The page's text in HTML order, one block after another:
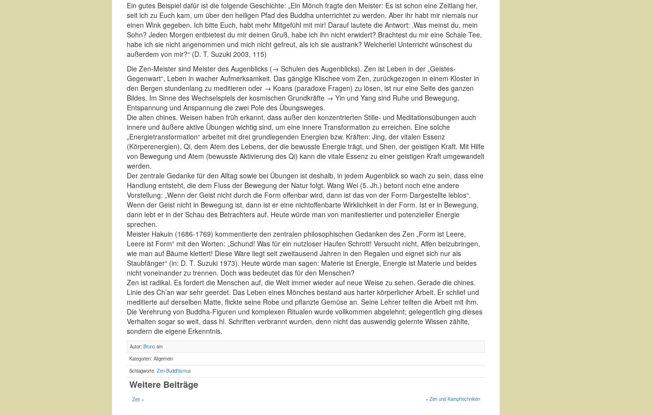
Ein gutes Beispiel dafür ist die folgende Geschichte: „Ein Mönch fragte den Meister: Es ist schon eine Zeitlang her,
seit ich zu Euch kam, um über den heiligen Pfad des Buddha unterrichtet zu werden. Aber ihr habt mir niemals nur
einen Wink gegeben. Ich bitte Euch, habt mehr Mitgefühl mit mir! Darauf lautete die Antwort: ‚Was meinst du, mein
Sohn? Jeden Morgen entbietest du mir deinen Gruß, habe ich ihn nicht erwidert? Brachtest du mir eine Schale Tee,
habe ich sie nicht angenommen und mich nicht gefreut, als ich sie austrank? Welcherlei Unterricht wünschest du
außerdem von mir?“ (D. T. Suzuki 2003, 115)
Die Zen-Meister sind Meister des Augenblicks (→ Schulen des Augenblicks). Zen ist Leben in der „Geistes-
Gegenwart“, Leben in wacher Aufmerksamkeit. Das gängige Klischee vom Zen, zurückgezogen in einem Kloster in
den Bergen stundenlang zu meditieren oder → Koans (paradoxe Fragen) zu lösen, ist nur eine Seite des ganzen
Bildes. Im Sinne des Wechselspiels der kosmischen Grundkräfte → Yin und Yang sind Ruhe und Bewegung,
Entspannung und Anspannung die zwei Pole des Übungsweges.
Die alten chines. Weisen haben früh erkannt, dass außer den konzentrierten Stille- und Meditationsübungen auch
innere und äußere aktive Übungen wichtig sind, um eine innere Transformation zu erreichen. Eine solche
„Energietransformation“ arbeitet mit drei grundlegenden Energien bzw. Kräften: Jing, der vitalen Essenz
(Körperenergien), Qi, dem Atem des Lebens, der die bewusste Energie trägt, und Shen, der geistigen Kraft. Mit Hilfe
von Bewegung und Atem (bewusste Aktivierung des Qi) kann die vitale Essenz zu einer geistigen Kraft umgewandelt
werden.
Der zentrale Gedanke für den Alltag sowie bei Übungen ist deshalb, in jedem Augenblick so wach zu sein, dass eine
Handlung entsteht, die dem Fluss der Bewegung der Natur folgt. Wang Wei (5. Jh.) betont noch eine andere
Vorstellung: „Wenn der Geist nicht durch die Form offenbar wird, dann ist das von der Form Dargestellte leblos“.
Wenn der Geist nicht in Bewegung ist, dann ist er eine nichtoffenbarte Wirklichkeit in der Form. Ist er in Bewegung,
dann lebt er in der Schau des Betrachters auf. Heute würde man von manifestierter und potenzieller Energie
sprechen.
Meister Hakuin (1686-1769) kommentierte den zentralen philosophischen Gedanken des Zen „Form ist Leere,
Leere ist Form“ mit den Worten: „Schund! Was für ein nutzloser Haufen Schrott! Versucht nicht, Affen beizubringen,
wie man auf Bäume klettert! Diese Ware liegt seit zweitausend Jahren in den Regalen und eignet sich nur als
Staubfänger“ (in: D. T. Suzuki 1973). Heute würde man sagen: Materie ist Energie, Energie ist Materie und beides
nicht voneinander zu trennen. Doch was bedeutet das für den Menschen?
Zen ist radikal. Es fordert die Menschen auf, die Welt immer wieder auf neue Weise zu sehen. Gerade die chines.
Linie des Ch’an war sehr geerdet. Das Leben eines Mönches bestand aus harter körperlicher Arbeit. Er schlief und
meditierte auf derselben Matte, flickte seine Robe und pflanzte Gemüse an. Seine Lehrer teilten die Arbeit mit ihm.
Die Verehrung von Buddha-Figuren und komplexen Ritualen wurde vollkommen abgelehnt; gelegentlich ging dieses
Verhalten sogar so weit, dass hl. Schriften verbrannt wurden, denn nicht das auswendig gelernte Wissen zählte,
sondern die eigene Erkenntnis.
Autor: Bruno am
Kategorien: Allgemein
Schlagworte: Zen-Buddhismus
Weitere Beiträge
Zeit« » Zen und Kampftechniken